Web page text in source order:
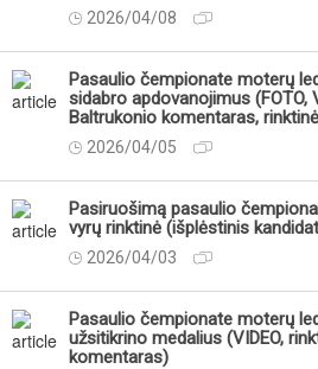
2026/04/08
Pasaulio čempionate moterų
sidabro apdovanojimus (FOTO,
Baltrukonio komentaras,
2026/04/05
Pasiruošimą pasaulio
vyrų rinktinė (išplėstinis
2026/04/03
Pasaulio čempionate moterų
užsitikrino medalius (VIDEO,
komentaras)